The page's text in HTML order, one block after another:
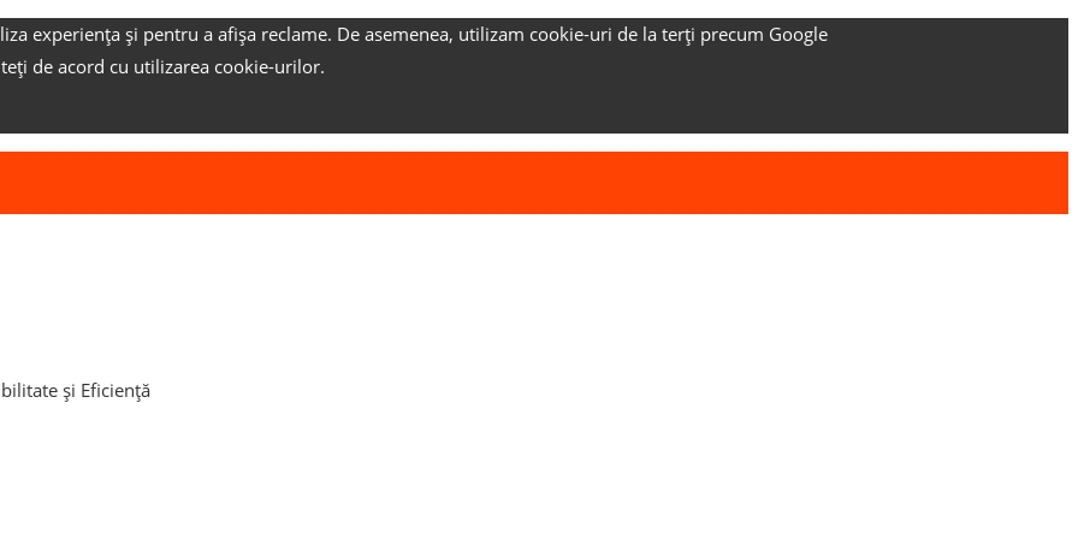
experiența și pentru a afișa reclame. De asemenea, utilizam cookie-uri de la terți precum Google
de acord cu utilizarea cookie-urilor.
și Eficiență